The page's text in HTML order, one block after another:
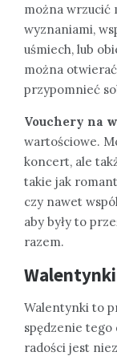
można wrzucić
wyznaniami,
uśmiech, lub
można
przypomnieć
Vouchery na
wartościowe.
koncert, ale
takie jak
czy nawet
aby były to
razem.
Walentynki
Walentynki to
spędzenie tego
radości jest